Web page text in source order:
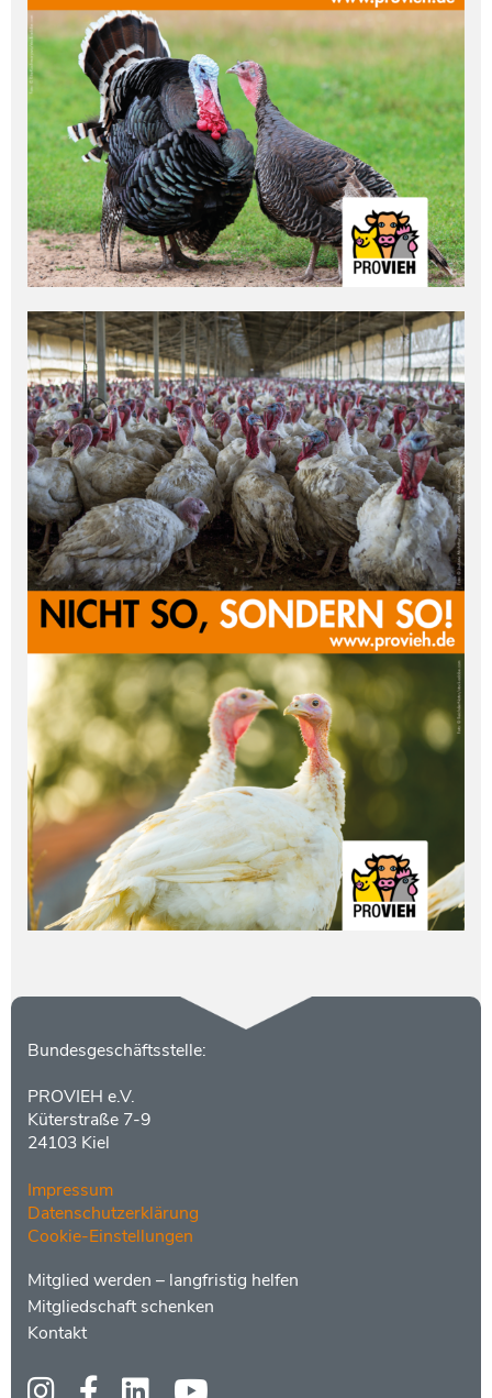
Kontakt
Bundesgeschäftsstelle:
PROVIEH e.V.
Küterstraße 7-9
24103 Kiel
Impressum
Datenschutzerklärung
Cookie-Einstellungen
Menüs
Footer
2
Mitglied werden – langfristig helfen
Mitgliedschaft schenken
Kontakt
Social